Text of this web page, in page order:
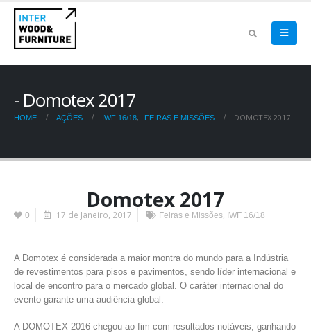
Domotex 2017
HOME AÇÕES IWF 16/18, FEIRAS E MISSÕES DOMOTEX 2017
Domotex 2017
0 17 de Janeiro, 2017 Feiras e Missões IWF 16/18
A Domotex é considerada a maior montra do mundo para a Indústria
de revestimentos para pisos e pavimentos, sendo líder internacional e
local de encontro para o mercado global. O caráter internacional do
evento garante uma audiência global.
A DOMOTEX 2016 chegou ao fim com resultados notáveis, ganhando